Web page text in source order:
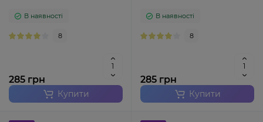
В наявності
8
285 грн
Купити
В наявності
8
285 грн
Купити